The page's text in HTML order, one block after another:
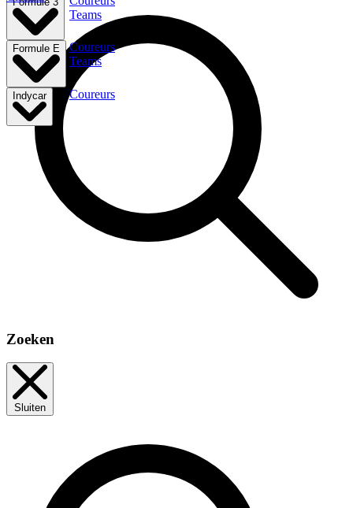
Teams
Formule E
Coureurs
Teams
Indycar Coureurs
Zoeken
Sluiten